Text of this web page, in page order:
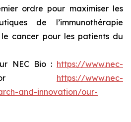
ordre pour maximiser les
de l’immunothérapie
le cancer pour les patients du
NEC Bio : https://www.nec-
https://www.nec-
and-innovation/our-